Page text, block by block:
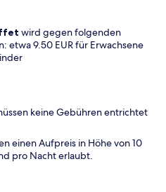
wird gegen folgenden
etwa 9.50 EUR für Erwachsene
keine Gebühren entrichtet
einen Aufpreis in Höhe von 10
pro Nacht erlaubt.